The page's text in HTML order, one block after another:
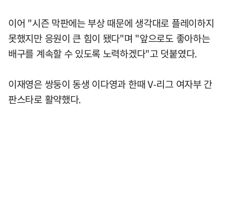
이어 "시즌 막판에는 부상 때문에 생각대로 플레이하지
못했지만 응원이 큰 힘이 됐다"며 "앞으로도 좋아하는
배구를 계속할 수 있도록 노력하겠다"고 덧붙였다.
이재영은 쌍둥이 동생 이다영과 한때 V-리그 여자부 간
판스타로 활약했다.